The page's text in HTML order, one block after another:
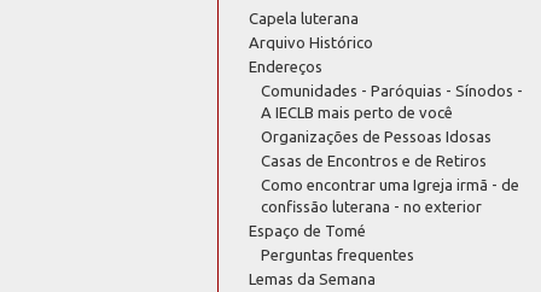
Capela luterana
Arquivo Histórico
Endereços
Comunidades - Paróquias - Sínodos -
A IECLB mais perto de você
Organizações de Pessoas Idosas
Casas de Encontros e de Retiros
Como encontrar uma Igreja irmã - de
confissão luterana - no exterior
Espaço de Tomé
Perguntas frequentes
Lemas da Semana